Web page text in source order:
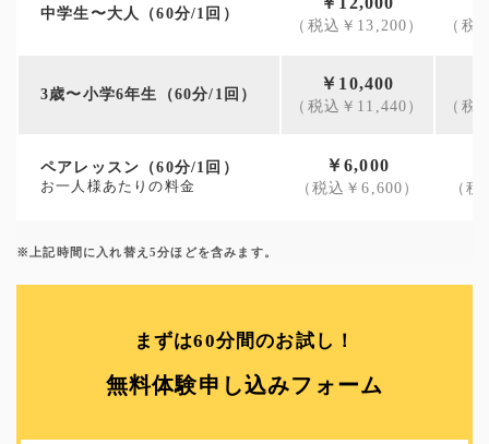
中学生〜大人（60分/1回）
（税込￥13,200） （税
3歳〜小学6年生（60分/1回）
￥10,400
（税込￥11,440） （税
ペアレッスン（60分/1回）
お一人様あたりの料金
￥6,000
（税込￥6,600） （
※上記時間に入れ替え5分ほどを含みます。
まずは60分間のお試し！
無料体験申し込みフォーム